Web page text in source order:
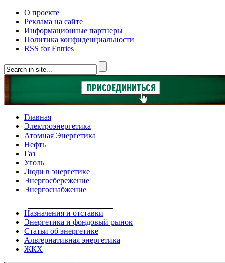
О проекте
Реклама на сайте
Информационные партнеры
Политика конфиденциальности
RSS for Entries
Главная
Электроэнергетика
Атомная Энергетика
Нефть
Газ
Уголь
Люди в энергетике
Энергосбережение
Энергоснабжение
Назначения и отставки
Энергетика и фондовый рынок
Статьи об энергетике
Альтернативная энергетика
ЖКХ